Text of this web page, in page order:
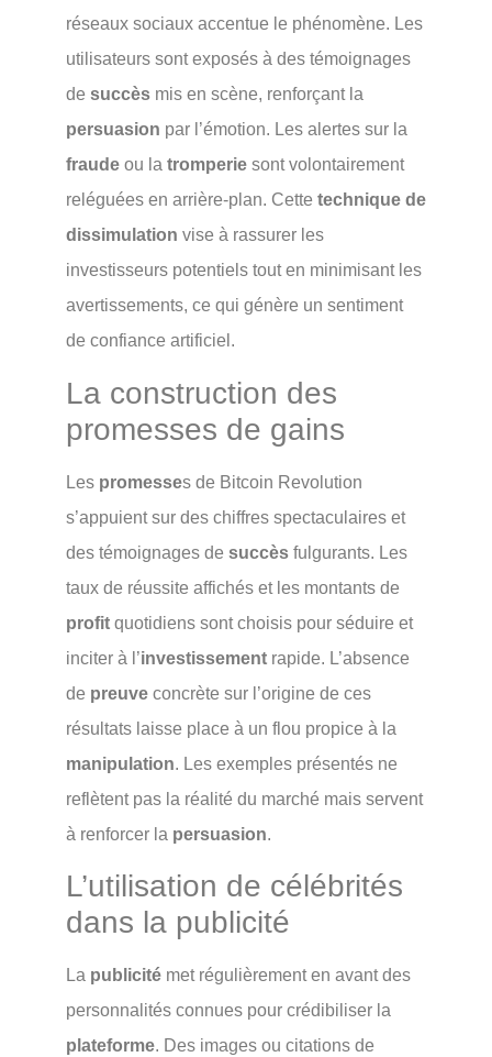
réseaux sociaux accentue le phénomène. Les
utilisateurs sont exposés à des témoignages
de succès mis en scène, renforçant la
persuasion par l’émotion. Les alertes sur la
fraude ou la tromperie sont volontairement
reléguées en arrière-plan. Cette technique de
dissimulation vise à rassurer les
investisseurs potentiels tout en minimisant les
avertissements, ce qui génère un sentiment
de confiance artificiel.
La construction des
promesses de gains
Les promesses de Bitcoin Revolution
s’appuient sur des chiffres spectaculaires et
des témoignages de succès fulgurants. Les
taux de réussite affichés et les montants de
profit quotidiens sont choisis pour séduire et
inciter à l’investissement rapide. L’absence
de preuve concrète sur l’origine de ces
résultats laisse place à un flou propice à la
manipulation. Les exemples présentés ne
reflètent pas la réalité du marché mais servent
à renforcer la persuasion.
L’utilisation de célébrités
dans la publicité
La publicité met régulièrement en avant des
personnalités connues pour crédibiliser la
plateforme. Des images ou citations de